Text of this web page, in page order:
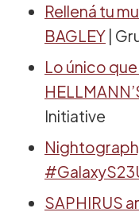
Rellená tu
BAGLEY |
Lo único
Initiative
SAPHIRUS